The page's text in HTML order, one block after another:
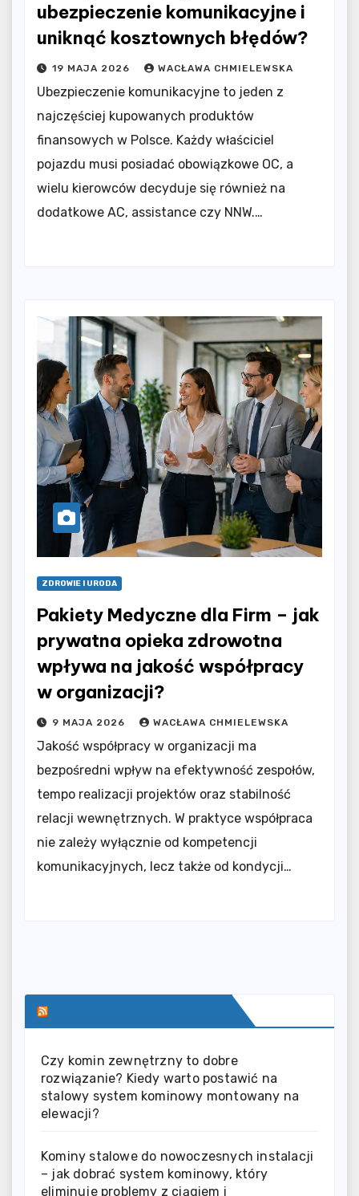
ubezpieczenie komunikacyjne i
uniknąć kosztownych błędów?
19 MAJA 2026 WACŁAWA CHMIELEWSKA
Ubezpieczenie komunikacyjne to jeden z
najczęściej kupowanych produktów
finansowych w Polsce. Każdy właściciel
pojazdu musi posiadać obowiązkowe OC, a
wielu kierowców decyduje się również na
dodatkowe AC, assistance czy NNW.…
ZDROWIE I URODA
Pakiety Medyczne dla Firm – jak
prywatna opieka zdrowotna
wpływa na jakość współpracy
w organizacji?
9 MAJA 2026 WACŁAWA CHMIELEWSKA
Jakość współpracy w organizacji ma
bezpośredni wpływ na efektywność zespołów,
tempo realizacji projektów oraz stabilność
relacji wewnętrznych. W praktyce współpraca
nie zależy wyłącznie od kompetencji
komunikacyjnych, lecz także od kondycji…
Czy komin zewnętrzny to dobre
rozwiązanie? Kiedy warto postawić na
stalowy system kominowy montowany na
elewacji?
Kominy stalowe do nowoczesnych instalacji
– jak dobrać system kominowy, który
eliminuje problemy z ciągiem i